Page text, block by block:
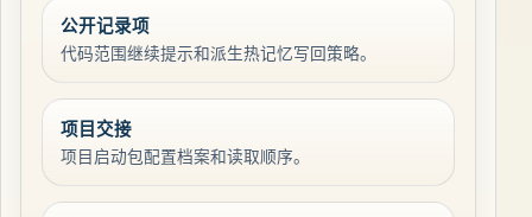
公开记录项
代码范围继续提示和派生热记忆写回策略。
项目交接
项目启动包配置档案和读取顺序。